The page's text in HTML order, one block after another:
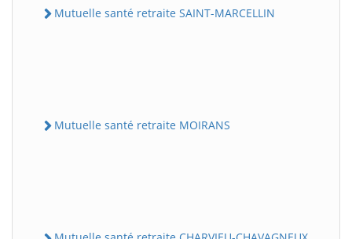
Mutuelle santé retraite SAINT-MARCELLIN
Mutuelle santé retraite MOIRANS